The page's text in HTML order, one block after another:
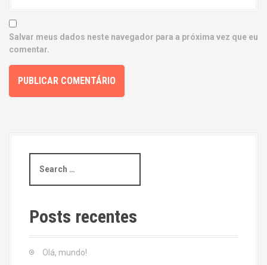
Salvar meus dados neste navegador para a próxima vez que eu
comentar.
a
c
h
Posts recentes
Olá, mundo!